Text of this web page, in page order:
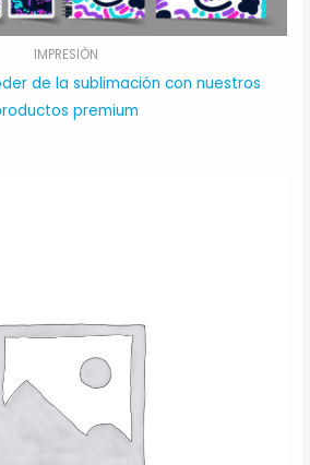
IMPRESIÒN
de la sublimación con nuestros
premium